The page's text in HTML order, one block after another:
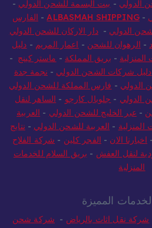
الدولي - بيت البسمة للشحن الدولي -
-
ALBASMAH SHIPPING
- الفارس
الدولي -دار الاركان للشحن الدولي
- الرهوان للشحن - اعمار المريم - دليل
- بريق المملكة - ماستر كينج -
دليل شركات الشحن الدولي - نجمة جدة
الدولي - فارس المملكة للشحن الدولي
الدولي - جلوبال كارجو - الساهر لنقل
- عبر الخليج للشحن الدولي - العربية
المنزلية - العربية للشحن الدولي - نتايج
- اخبارنا الان - الفجر كلين - شركة الفلاح
لنقل العفش - بريق السلام للخدمات
المنزلية
المميزة
شركة نقل اثاث بالرياض - شركة شحن